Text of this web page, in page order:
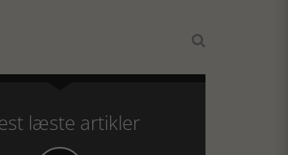

læste artikler